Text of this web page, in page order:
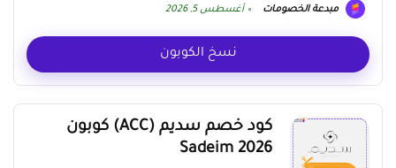
مبدعة الخصومات أغسطس 5, 2026
نسخ الكوبون
كود خصم سديم (ACC) كوبون
Sadeim 2026